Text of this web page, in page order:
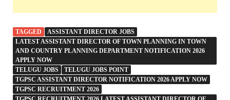
TAGGED
ASSISTANT DIRECTOR JOBS
LATEST ASSISTANT DIRECTOR OF TOWN PLANNING IN TOWN
AND COUNTRY PLANNING DEPARTMENT NOTIFICATION 2026
APPLY NOW
TELUGU JOBS
TELUGU JOBS POINT
TGPSC ASSISTANT DIRECTOR NOTIFICATION 2026 APPLY NOW
TGPSC RECRUITMENT 2026